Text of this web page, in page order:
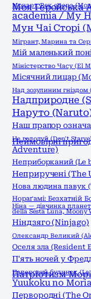
Моцарт. Рок опера
Моя Геройська
academia / My
Мун Чаі Сторі
Мігрант, Марина та
Мій маленький
Міністерство Часу (El
Місячний лицар
Над зозулиним гніздом
Надприродне
Наруто
Наш прапор
Не голодуй (Don't Starve)
Неймовірні
Adventure)
Неприборканий (Le
Неприручені (The
Нова людина павук
Нораґамі: Безхатній
Ніна — дівчинка
della Sesta Luna, Moony
Ніндзяго (Ninjago)
Олександр Великий
Оселя зла (Resident
П'ять ночей у
Паперовий будинок (La
Патріотизм
Yuukoku no
Первородні (The